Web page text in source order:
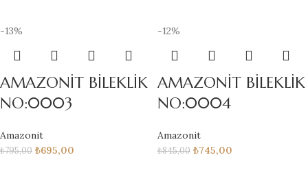
-13%
AMAZONİT BİLEKLİK
NO:0003
Amazonit
₺795,00 ₺695,00
-12%
AMAZONİT BİLEKLİK
NO:0004
Amazonit
₺845,00 ₺745,00